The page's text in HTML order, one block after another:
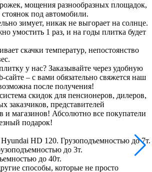
мощения разнообразных площадок,
под автомобили.
зимует, никак не выгорает на солнце.
умостить 1 раз, и на годы плитка будет
скачки температур, непостоянство
у нас? Заказывайте через удобную
– с вами обязательно свяжется наш
после получения!
скидок для пенсионеров, дилеров,
заказчиков, представителей
и магазинов! Абсолютно все покупатели
подарок!
HD 120. Грузоподъемностью до 7т.
до 3т.
до 40т.
способы, которые не просто